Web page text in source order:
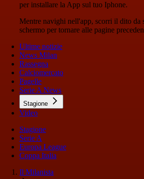
per installare la App sul tuo Iphone.
Mentre navighi nell'app, scorri il dito da
schermo per tornare alle pagine
Ultime notizie
News Milan
Rassegna
Calciomercato
Pagelle
Serie A News
Stagione
Video
Stagione
Serie A
Europa League
Coppa Italia
Il Milanista